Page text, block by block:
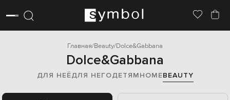
Главная Beauty Dolce&Gabbana
Dolce&Gabbana
ДЛЯ НЕЁДЛЯ НЕГОДЕТЯМHOMEBEAUTY